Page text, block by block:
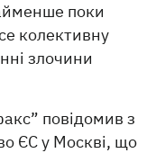
поки
колективну
злочини
повідомив з
ЄС у Москві, що